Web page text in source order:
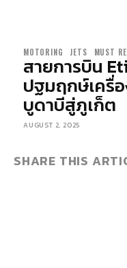
MOTORING JETS MUST
สายการบิน
ปฐมฤกษ์เครื่อ
บูดาบีสู่ภูเก็ต
AUGUST 2, 2025
SHARE THIS